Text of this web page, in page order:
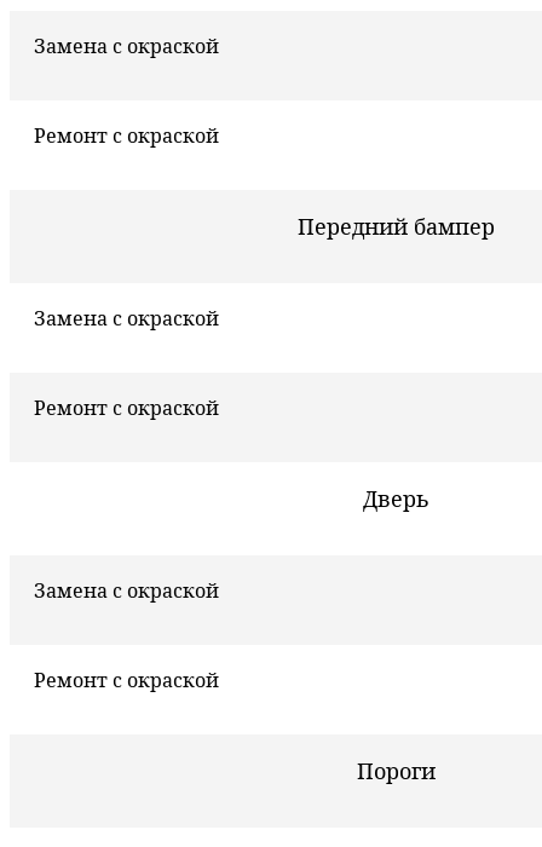
Замена с окраской
Ремонт с окраской
Передний бампер
Замена с окраской
Ремонт с окраской
Дверь
Замена с окраской
Ремонт с окраской
Пороги